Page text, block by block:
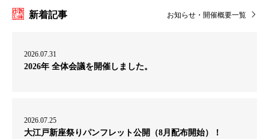
新着記事 お知らせ・開催概要一覧
2026.07.31
2026年 全体会議を開催しました。
2026.07.25
大江戸新座祭りパンフレット公開（8月配布開始）！